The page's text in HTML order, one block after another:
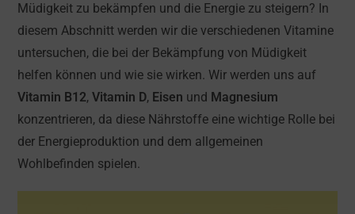
Müdigkeit zu bekämpfen und die Energie zu steigern? In
diesem Abschnitt werden wir die verschiedenen Vitamine
untersuchen, die bei der Bekämpfung von Müdigkeit
helfen können und wie sie wirken. Wir werden uns auf
Vitamin B12,Vitamin D, Eisen und Magnesium
konzentrieren, da diese Nährstoffe eine wichtige Rolle bei
der Energieproduktion und dem allgemeinen
Wohlbefinden spielen.